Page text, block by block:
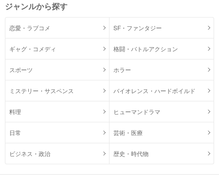
ジャンルから探す
恋愛・ラブコメ SF・ファンタジー
ギャグ・コメディ 格闘・バトルアクション
スポーツ ホラー
ミステリー・サスペンス バイオレンス・ハードボイルド
料理 ヒューマンドラマ
日常 芸術・医療
ビジネス・政治 歴史・時代物